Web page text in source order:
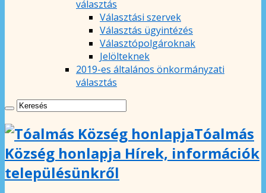
választás
Választási szervek
Választás ügyintézés
Választópolgároknak
Jelölteknek
2019-es általános önkormányzati
választás
Tóalmás
Község honlapja Hírek, információk
településünkről